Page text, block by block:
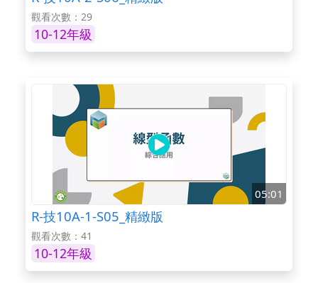
觀看次數：29
10-12年級
05:01
R-技10A-1-S05_精緻版
觀看次數：41
10-12年級